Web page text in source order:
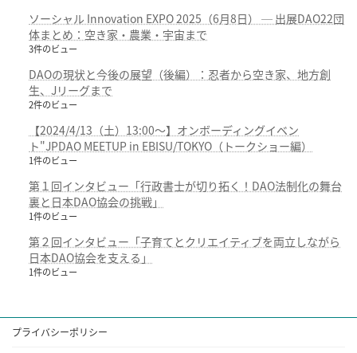
ソーシャル Innovation EXPO 2025（6月8日） ─ 出展DAO22団
体まとめ：空き家・農業・宇宙まで
3件のビュー
DAOの現状と今後の展望（後編）：忍者から空き家、地方創
生、Jリーグまで
2件のビュー
【2024/4/13（土）13:00～】オンボーディングイベン
ト"JPDAO MEETUP in EBISU/TOKYO（トークショー編）
1件のビュー
第１回インタビュー「行政書士が切り拓く！DAO法制化の舞台
裏と日本DAO協会の挑戦」
1件のビュー
第２回インタビュー「子育てとクリエイティブを両立しながら
日本DAO協会を支える」
1件のビュー
プライバシーポリシー